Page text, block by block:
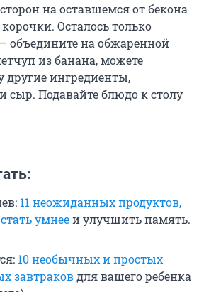
на оставшемся от бекона
Осталось только
объедините на обжаренной
из банана, можете
другие ингредиенты,
сыр. Подавайте блюдо к столу
11 неожиданных продуктов,
умнееи улучшить память.
10 необычных и простых
завтраковдля вашего ребенка